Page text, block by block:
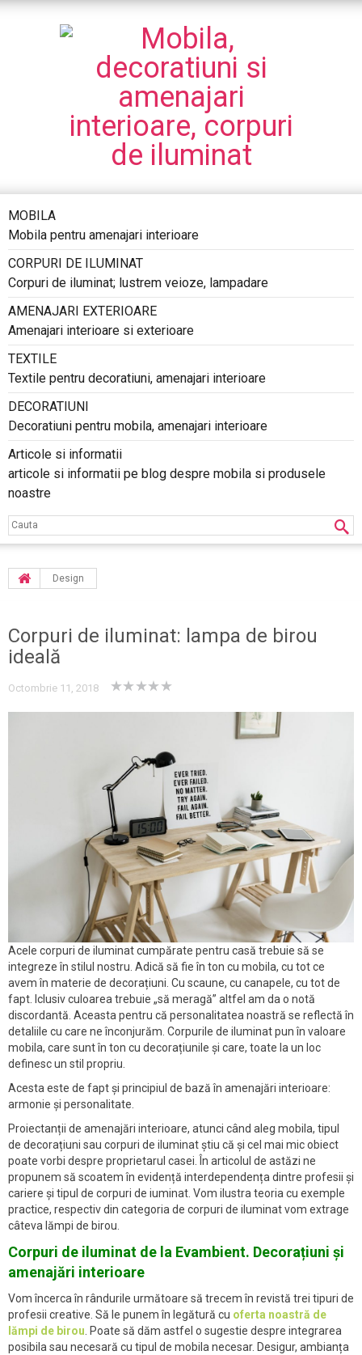
MOBILA
Mobila pentru amenajari interioare
CORPURI DE ILUMINAT
Corpuri de iluminat; lustrem veioze, lampadare
AMENAJARI EXTERIOARE
Amenajari interioare si exterioare
TEXTILE
Textile pentru decoratiuni, amenajari interioare
DECORATIUNI
Decoratiuni pentru mobila, amenajari interioare
Articole si informatii
articole si informatii pe blog despre mobila si produsele
noastre
Design
Corpuri de iluminat: lampa de birou
ideală
Octombrie 11, 2018
Acele corpuri de iluminat cumpărate pentru casă trebuie să se
integreze în stilul nostru. Adică să fie în ton cu mobila, cu tot ce
avem în materie de decorațiuni. Cu scaune, cu canapele, cu tot de
fapt. Iclusiv culoarea trebuie „să meragă” altfel am da o notă
discordantă. Aceasta pentru că personalitatea noastră se reflectă în
detaliile cu care ne înconjurăm. Corpurile de iluminat pun în valoare
mobila, care sunt în ton cu decorațiunile și care, toate la un loc
definesc un stil propriu.
Acesta este de fapt și principiul de bază în amenajări interioare:
armonie și personalitate.
Proiectanții de amenajări interioare, atunci când aleg mobila, tipul
de decorațiuni sau corpuri de iluminat știu că și cel mai mic obiect
poate vorbi despre proprietarul casei. În articolul de astăzi ne
propunem să scoatem în evidență interdependența dintre profesii și
cariere și tipul de corpuri de iuminat. Vom ilustra teoria cu exemple
practice, respectiv din categoria de corpuri de iluminat vom extrage
câteva lămpi de birou.
Corpuri de iluminat de la Evambient. Decorațiuni și
amenajări interioare
Vom încerca în rândurile următoare să trecem în revistă trei tipuri de
profesii creative. Să le punem în legătură cu oferta noastră de
lămpi de birou. Poate să dăm astfel o sugestie despre integrarea
posibila sau necesară cu tipul de mobila necesar. Desigur, ambianța